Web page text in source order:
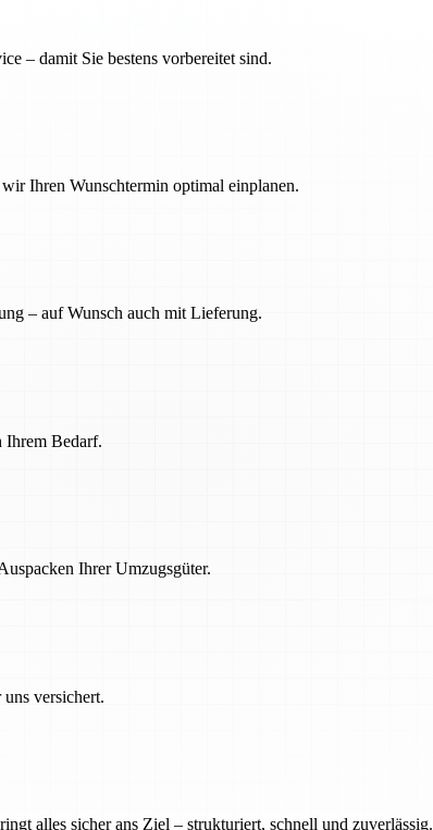
– damit Sie bestens vorbereitet sind.
Ihren Wunschtermin optimal einplanen.
– auf Wunsch auch mit Lieferung.
Ihrem Bedarf.
Ihrer Umzugsgüter.
versichert.
alles sicher ans Ziel – strukturiert, schnell und zuverlässig.